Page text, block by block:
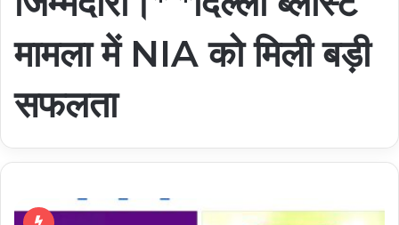
मामला में NIA को मिली बड़ी
सफलता